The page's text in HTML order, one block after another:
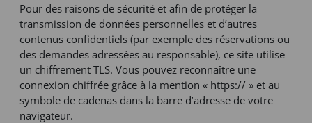
Pour des raisons de sécurité et afin de protéger la
transmission de données personnelles et d’autres
contenus confidentiels (par exemple des réservations ou
des demandes adressées au responsable), ce site utilise
un chiffrement TLS. Vous pouvez reconnaître une
connexion chiffrée grâce à la mention « https:// » et au
symbole de cadenas dans la barre d’adresse de votre
navigateur.